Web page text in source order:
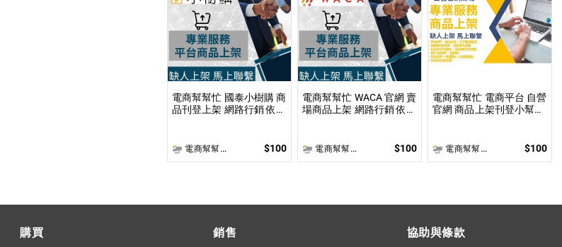
電商幫幫忙 國泰小樹購 商
品刊登上架 網路行銷 依照
電商幫幫忙(電商平台代營運/電商上架/運營策略/網路行銷) $100
電商幫幫忙 WACA 官網 賣
場商品上架 網路行銷 依照
電商幫幫忙(電商平台代營運/電商上架/運營策略/網路行銷) $100
電商幫幫忙 電商平台 自營
官網 商品上架刊登小幫手
電商幫幫忙(電商平台代營運/電商上架/運營策略/網路行銷) $100
購買 銷售 協助與條款